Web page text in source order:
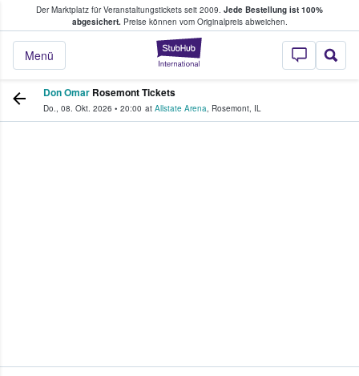
Der Marktplatz für Veranstaltungstickets seit 2009. Jede Bestellung ist 100%
abgesichert.Preise können vom Originalpreis abweichen.
StubHub - Wo
Menü
Tickets kaufen & verkaufen
Don Omar Rosemont Tickets
Do., 08. Okt. 2026 • 20:00 at Allstate Arena, Rosemont, IL